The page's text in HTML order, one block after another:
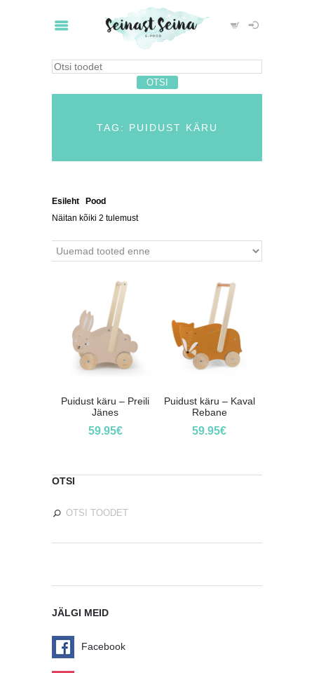
TAG: PUIDUST KÄRU
Esileht Pood
Näitan kõiki 2 tulemust
Puidust käru – Preili
Jänes
59.95€
Puidust käru – Kaval
Rebane
59.95€
OTSI
JÄLGI MEID
Facebook